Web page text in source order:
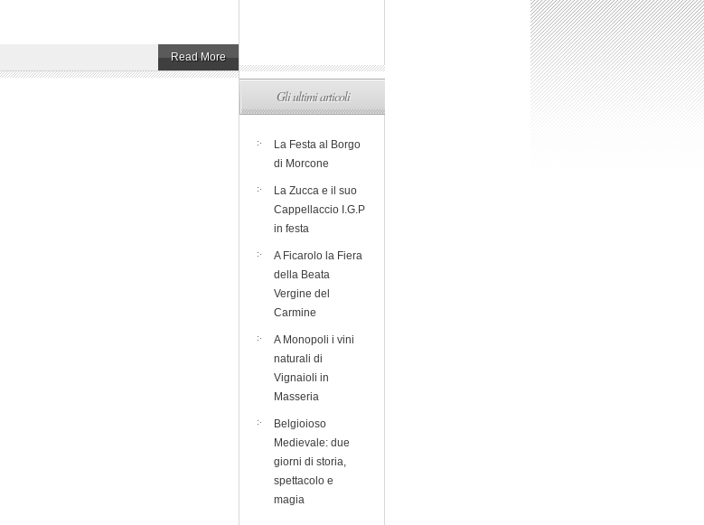
Read More
Gli ultimi articoli
La Festa al Borgo
di Morcone
La Zucca e il suo
Cappellaccio I.G.P
in festa
A Ficarolo la Fiera
della Beata
Vergine del
Carmine
A Monopoli i vini
naturali di
Vignaioli in
Masseria
Belgioioso
Medievale: due
giorni di storia,
spettacolo e
magia